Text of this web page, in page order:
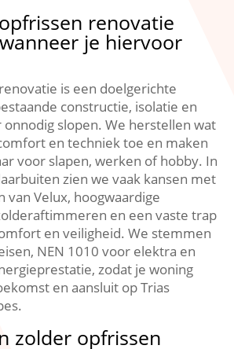
renovatie
je hiervoor
is een doelgerichte
constructie, isolatie en
slopen.​ We herstellen wat
en techniek toe en maken
voor slapen, werken of hobby.​ In
zien we vaak kansen met
van Velux, hoogwaardige
en een vaste trap
en veiligheid.​ We stemmen
NEN 1010 voor elektra en
zodat je woning
en aansluit op Trias
zolder opfrissen